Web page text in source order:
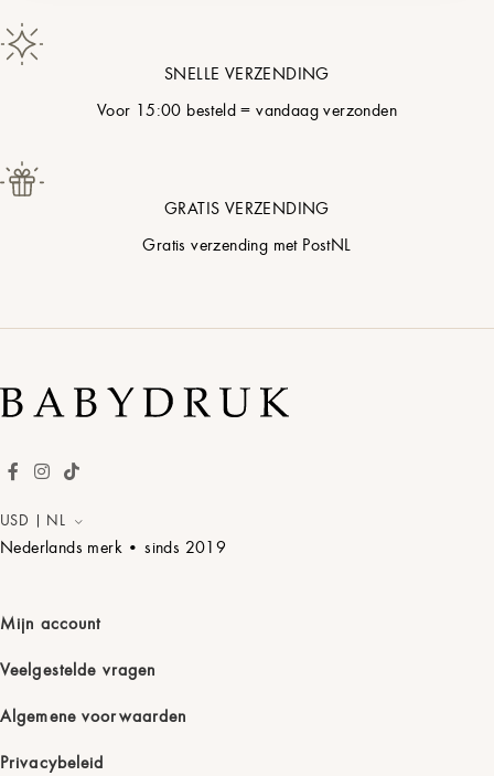
SNELLE VERZENDING
Voor 15:00 besteld = vandaag verzonden
GRATIS VERZENDING
Gratis verzending met PostNL
USD | NL
Nederlands merk • sinds 2019
Mijn account
Veelgestelde vragen
Algemene voorwaarden
Privacybeleid